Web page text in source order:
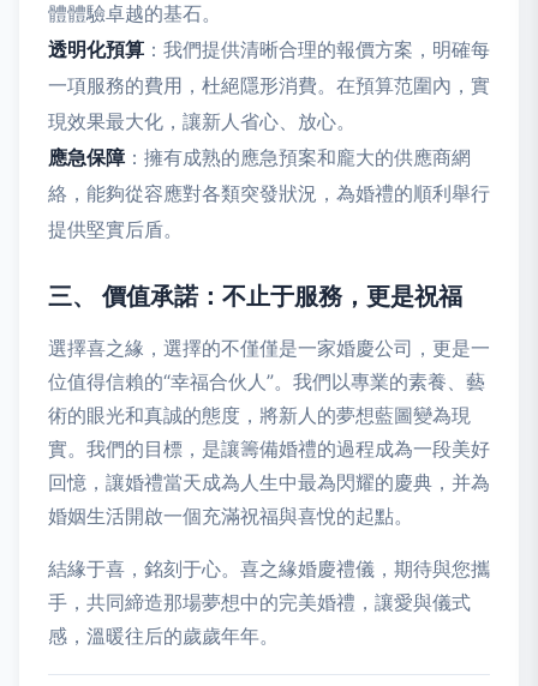
體體驗卓越的基石。
透明化預算 ：我們提供清晰合理的報價方案，明確每
一項服務的費用，杜絕隱形消費。在預算范圍內，實
現效果最大化，讓新人省心、放心。
應急保障：擁有成熟的應急預案和龐大的供應商網
絡，能夠從容應對各類突發狀況，為婚禮的順利舉行
提供堅實后盾。
三、 價值承諾：不止于服務，更是祝福
選擇喜之緣，選擇的不僅僅是一家婚慶公司，更是一
位值得信賴的“幸福合伙人”。我們以專業的素養、藝
術的眼光和真誠的態度，將新人的夢想藍圖變為現
實。我們的目標，是讓籌備婚禮的過程成為一段美好
回憶，讓婚禮當天成為人生中最為閃耀的慶典，并為
婚姻生活開啟一個充滿祝福與喜悅的起點。
結緣于喜，銘刻于心。喜之緣婚慶禮儀，期待與您攜
手，共同締造那場夢想中的完美婚禮，讓愛與儀式
感，溫暖往后的歲歲年年。